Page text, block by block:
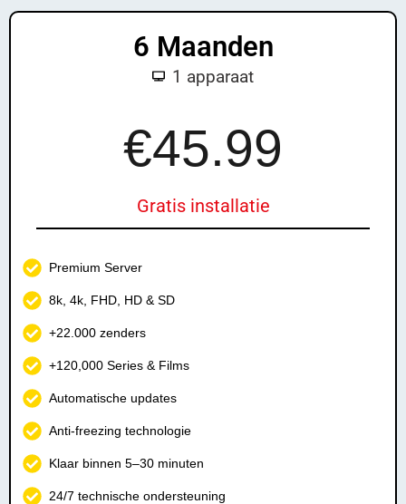
6 Maanden
1 apparaat
€45.99
Gratis installatie
Premium Server
8k, 4k, FHD, HD & SD
+22.000 zenders
+120,000 Series & Films
Automatische updates
Anti-freezing technologie
Klaar binnen 5–30 minuten
24/7 technische ondersteuning